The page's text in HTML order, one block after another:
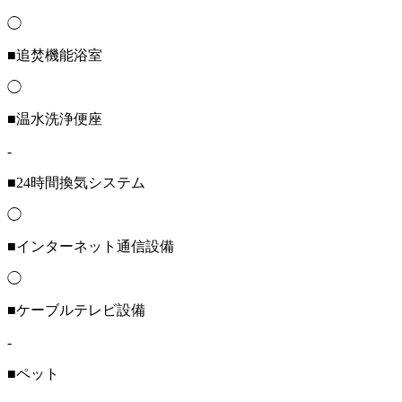
◯
■追焚機能浴室
◯
■温水洗浄便座
-
■24時間換気システム
◯
■インターネット通信設備
◯
■ケーブルテレビ設備
-
■ペット